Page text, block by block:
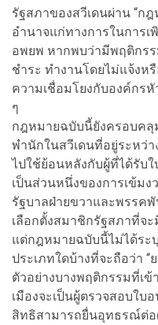
รัฐสภาของสวีเดนผ่าน “ก
อำนาจแก่ทางการในการ
อพยพ หากพบว่ามีพฤติกร
ชำระ ทำงานโดยไม่แจ้งห
ความเชื่อมโยงกับองค์กร
ๆ
กฎหมายฉบับนี้ยังครอบค
พำนักในสวีเดนที่อยู่ระหว่
ไปใช้ย้อนหลังกับผู้ที่ได้รับ
เป็นส่วนหนึ่งของการเข้ม
รัฐบาลฝ่ายขวาและพรรค
เลือกตั้งสมาชิกรัฐสภาที่จ
แต่กฎหมายฉบับนี้ไม่ได้ระ
ประเภทใดบ้างที่จะถือว่า “
ตัวอย่างบางพฤติกรรมที่เข้
เมืองจะเป็นผู้ตรวจสอบใ
สิทธิสามารถยื่นอุทธรณ์ต่อ